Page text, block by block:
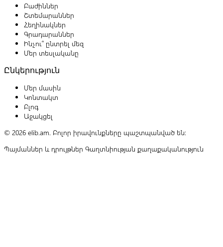
Բաժիններ
Շտեմարաններ
Հեղինակներ
Գրադարաններ
Ինչու՞ ընտրել մեզ
Մեր տեսլականը
Ընկերություն
Մեր մասին
Կոնտակտ
Բլոգ
Աջակցել
© 2026 elib.am. Բոլոր իրավունքները պաշտպանված են:
Պայմաններ և դրույթներ Գաղտնիության քաղաքականություն